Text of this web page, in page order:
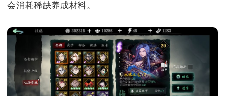
会消耗稀缺养成材料。